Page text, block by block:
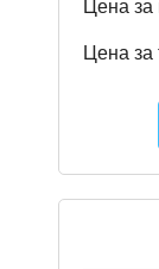
Цена за
Цена за